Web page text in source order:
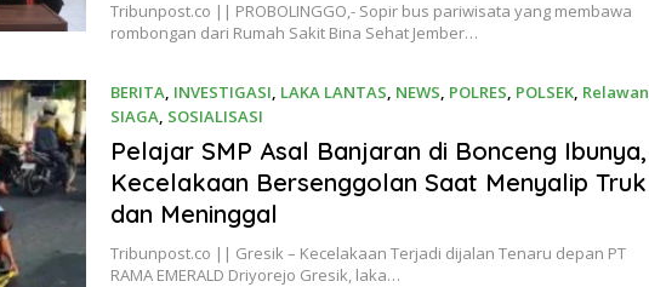
Tribunpost.co || PROBOLINGGO,- Sopir bus pariwisata yang membawa
rombongan dari Rumah Sakit Bina Sehat Jember…
BERITA, INVESTIGASI, LAKA LANTAS, NEWS, POLRES, POLSEK, Relawan
SIAGA, SOSIALISASI
16 September 2025
Pelajar SMP Asal Banjaran di Bonceng Ibunya,
Kecelakaan Bersenggolan Saat Menyalip Truk
dan Meninggal
Tribunpost.co || Gresik – Kecelakaan Terjadi dijalan Tenaru depan PT
RAMA EMERALD Driyorejo Gresik, laka…